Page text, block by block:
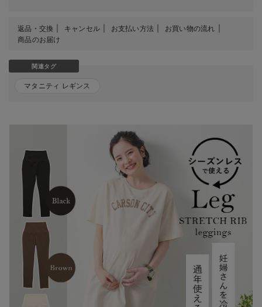
返品・交換 キャンセル お支払い方法
お買い物の流れ
商品のお届け
関連タグ
マタニティ レギンス